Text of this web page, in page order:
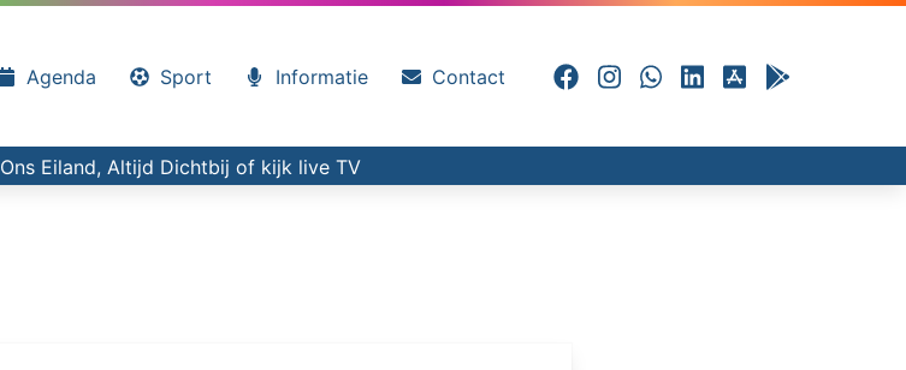
Agenda Sport Informatie Contact
Ons Eiland, Altijd Dichtbij of kijk live TV